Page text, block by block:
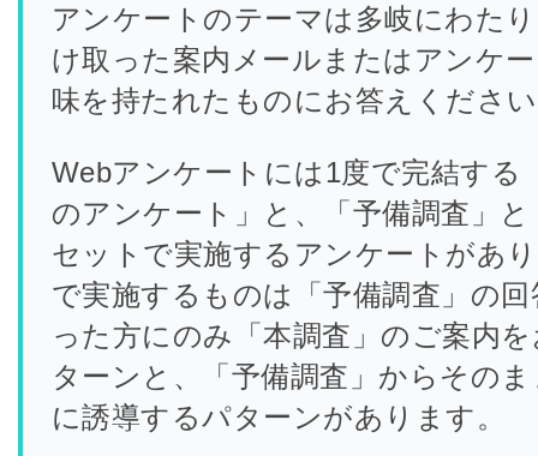
アンケートのテーマは多岐にわた
け取った案内メールまたはアンケ
味を持たれたものにお答えくださ
Webアンケートには1度で完結する
のアンケート」と、「予備調査」
セットで実施するアンケートがあ
で実施するものは「予備調査」の
った方にのみ「本調査」のご案内
ターンと、「予備調査」からその
に誘導するパターンがあります。